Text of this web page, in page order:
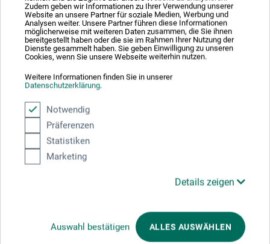
Zudem geben wir Informationen zu Ihrer Verwendung unserer
Website an unsere Partner für soziale Medien, Werbung und
Analysen weiter. Unsere Partner führen diese Informationen
möglicherweise mit weiteren Daten zusammen, die Sie ihnen
bereitgestellt haben oder die sie im Rahmen Ihrer Nutzung der
Dienste gesammelt haben. Sie geben Einwilligung zu unseren
Cookies, wenn Sie unsere Webseite weiterhin nutzen.
Weitere Informationen finden Sie in unserer
Datenschutzerklärung.
Notwendig
Präferenzen
Statistiken
Marketing
Details zeigen
Auswahl bestätigen ALLES AUSWÄHLEN
Schreiben Sie die erste Bewertung zu diesem Produkt
JETZT PRODUKT BEWERTEN
Hersteller-Kontakt
Nijendal 3